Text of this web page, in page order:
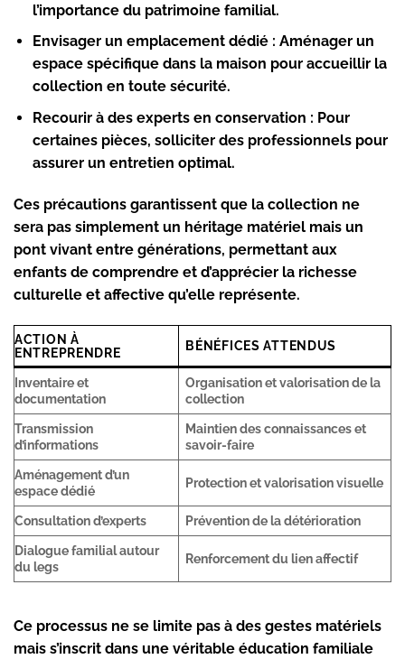
l’importance du patrimoine familial.
Envisager un emplacement dédié : Aménager un
espace spécifique dans la maison pour accueillir la
collection en toute sécurité.
Recourir à des experts en conservation : Pour
certaines pièces, solliciter des professionnels pour
assurer un entretien optimal.
Ces précautions garantissent que la collection ne
sera pas simplement un héritage matériel mais un
pont vivant entre générations, permettant aux
enfants de comprendre et d’apprécier la richesse
culturelle et affective qu’elle représente.
ACTION À
ENTREPRENDRE
BÉNÉFICES ATTENDUS
Inventaire et
documentation
Organisation et valorisation de la
collection
Transmission
d’informations
Maintien des connaissances et
savoir-faire
Aménagement d’un
espace dédié
Protection et valorisation visuelle
Consultation d’experts
Prévention de la détérioration
Dialogue familial autour
du legs
Renforcement du lien affectif
Ce processus ne se limite pas à des gestes matériels
mais s’inscrit dans une véritable éducation familiale